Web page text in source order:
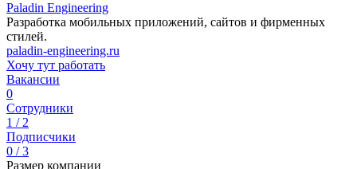
Paladin Engineering
Разработка мобильных приложений, сайтов и фирменных
стилей.
paladin-engineering.ru
Хочу тут работать
Вакансии
0
Сотрудники
1 / 2
Подписчики
0 / 3
Размер компании